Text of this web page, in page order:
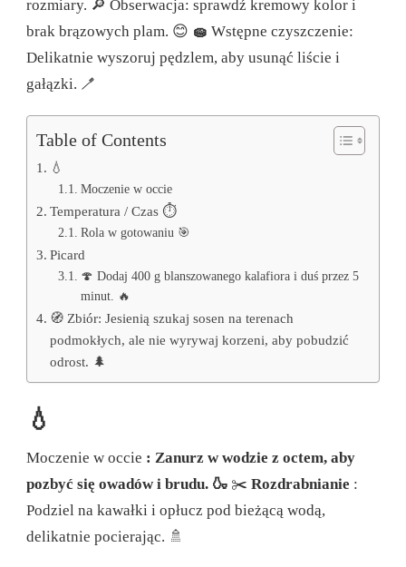
rozmiary. 🔎 Obserwacja: sprawdź kremowy kolor i
brak brązowych plam. 😊 🧽 Wstępne czyszczenie:
Delikatnie wyszoruj pędzlem, aby usunąć liście i
gałązki. 🪥
Table of Contents
💧
Moczenie w occie
Temperatura / Czas ⏱️
Rola w gotowaniu 🎯
Picard
🍄 Dodaj 400 g blanszowanego kalafiora i duś przez 5
minut. 🔥
🧭 Zbiór: Jesienią szukaj sosen na terenach
podmokłych, ale nie wyrywaj korzeni, aby pobudzić
odrost. 🌲
💧
Moczenie w occie : Zanurz w wodzie z octem, aby
pozbyć się owadów i brudu. 🍶 ✂️ Rozdrabnianie :
Podziel na kawałki i opłucz pod bieżącą wodą,
delikatnie pocierając. 🚿